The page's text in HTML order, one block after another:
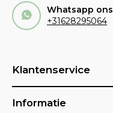
Whatsapp ons
+31628295064
Klantenservice
Informatie